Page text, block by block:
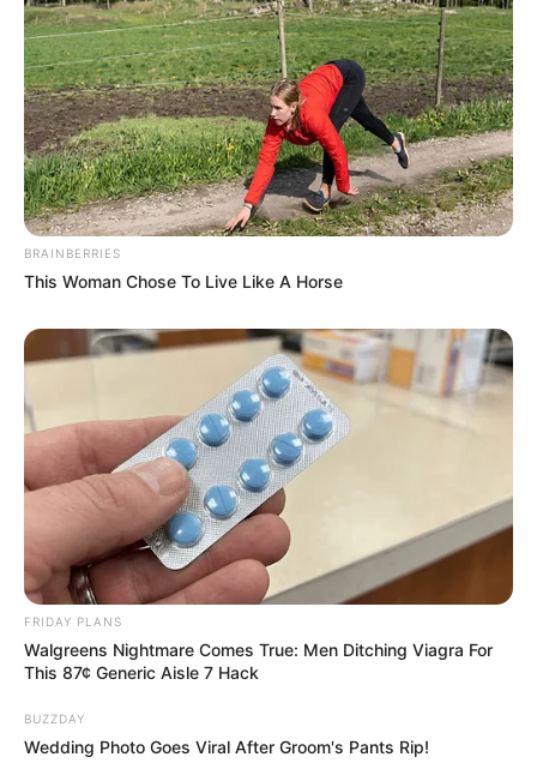
BRAINBERRIES
This Woman Chose To Live Like A Horse
FRIDAY PLANS
Walgreens Nightmare Comes True: Men Ditching Viagra For
This 87¢ Generic Aisle 7 Hack
BUZZDAY
Wedding Photo Goes Viral After Groom's Pants Rip!